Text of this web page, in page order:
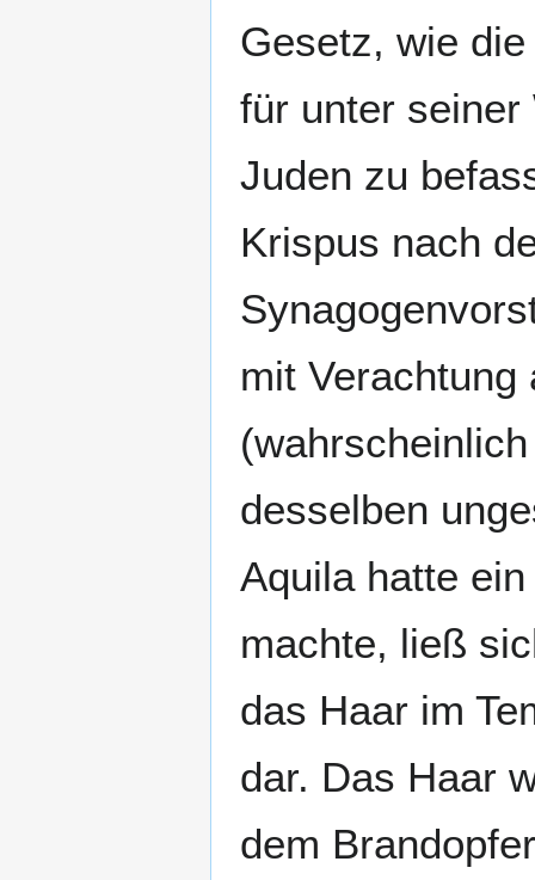
Gesetz, wie
für unter
Juden zu
Krispus nach
mit Verachtung
desselben
Aquila hatte
machte, ließ
das Haar im
dar. Das Haar
dem